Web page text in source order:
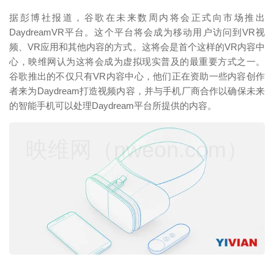
据彭博社报道，谷歌在未来数周内将会正式向市场推出
DaydreamVR平台。这个平台将会成为移动用户访问到VR视
频、VR应用和其他内容的方式。这将会是首个这样的VR内容中
心，映维网认为这将会成为虚拟现实普及的最重要方式之一。
谷歌推出的不仅只有VR内容中心，他们正在资助一些内容创作
者来为Daydream打造视频内容，并与手机厂商合作以确保未来
的智能手机可以处理Daydream平台所提供的内容。
映维网（nweon.com）